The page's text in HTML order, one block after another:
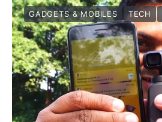
GADGETS & MOBILES TECH